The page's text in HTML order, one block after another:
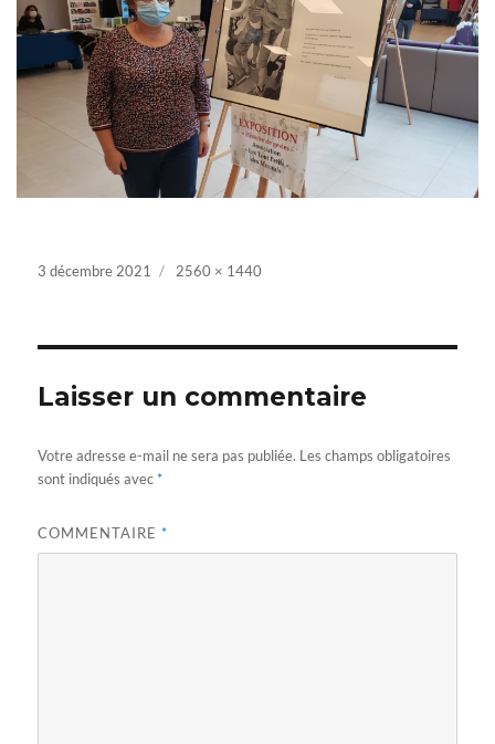
Posted
3 décembre 2021
Full
2560 × 1440
Laisser un commentaire
Votre adresse e-mail ne sera pas publiée. Les champs obligatoires
sont indiqués avec*
COMMENTAIRE*